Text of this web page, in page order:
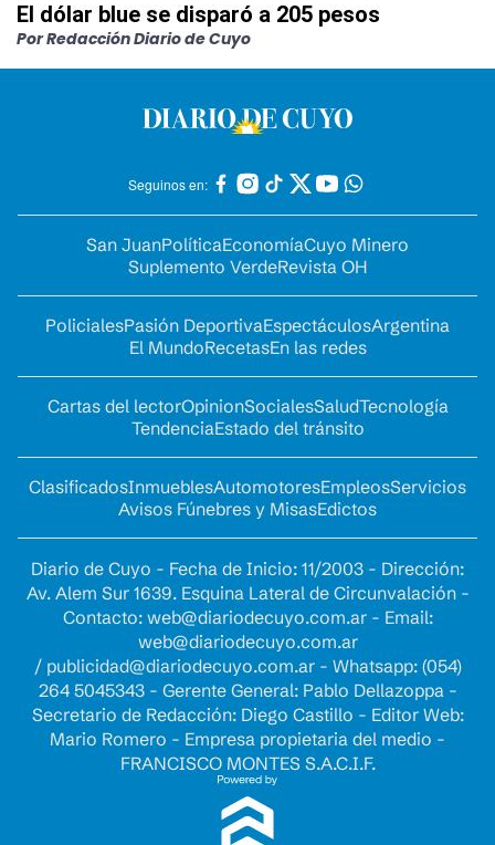
El dólar blue se disparó a 205 pesos
Por Redacción Diario de Cuyo
Seguinos en:
San JuanPolíticaEconomíaCuyo Minero
Suplemento VerdeRevista OH
PolicialesPasión DeportivaEspectáculosArgentina
El MundoRecetasEn las redes
Cartas del lectorOpinionSocialesSaludTecnología
TendenciaEstado del tránsito
ClasificadosInmueblesAutomotoresEmpleosServicios
Avisos Fúnebres y MisasEdictos
Diario de Cuyo - Fecha de Inicio: 11/2003 - Dirección:
Av. Alem Sur 1639. Esquina Lateral de Circunvalación -
Contacto: web@diariodecuyo.com.ar- Email:
web@diariodecuyo.com.ar
/ publicidad@diariodecuyo.com.ar- Whatsapp: (054)
264 5045343 - Gerente General: Pablo Dellazoppa -
Secretario de Redacción: Diego Castillo - Editor Web:
Mario Romero - Empresa propietaria del medio -
FRANCISCO MONTES S.A.C.I.F.